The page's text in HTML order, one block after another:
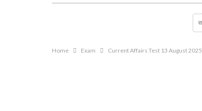
Home Exam Current Affairs Test 13 August 2025